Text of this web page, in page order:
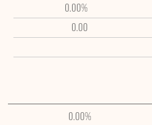
0.00%
0.00
0.00%